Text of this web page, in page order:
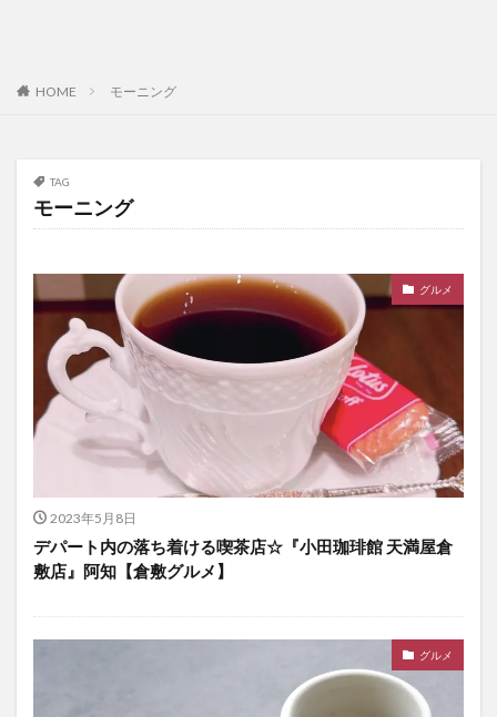
HOME モーニング
TAG
モーニング
グルメ
2023年5月8日
デパート内の落ち着ける喫茶店☆『小田珈琲館 天満屋倉
敷店』阿知【倉敷グルメ】
グルメ